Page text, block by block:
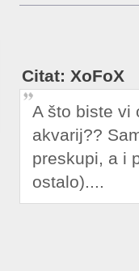
Citat: XoFoX
A što biste vi
akvarij??
preskupi, a i
ostalo)....